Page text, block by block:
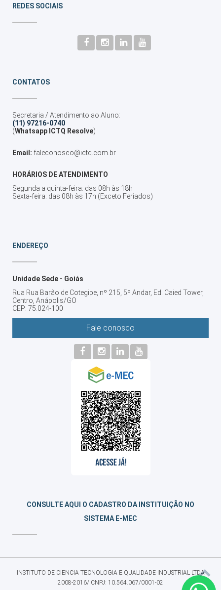
REDES SOCIAIS
CONTATOS
Secretaria / Atendimento ao Aluno:
(11) 97216-0740
(Whatsapp ICTQ Resolve)
Email: faleconosco@ictq.com.br
HORÁRIOS DE ATENDIMENTO
Segunda a quinta-feira: das 08h às 18h
Sexta-feira: das 08h às 17h (Exceto Feriados)
ENDEREÇO
Unidade Sede - Goiás
Rua Rua Barão de Cotegipe, nº 215, 5º Andar, Ed. Caied Tower,
Centro, Anápolis/GO
CEP: 75.024-100
Fale conosco
CONSULTE AQUI O CADASTRO DA INSTITUIÇÃO NO
SISTEMA E-MEC
INSTITUTO DE CIENCIA TECNOLOGIA E QUALIDADE INDUSTRIAL LTDA
2008-2016/ CNPJ: 10.564.067/0001-02